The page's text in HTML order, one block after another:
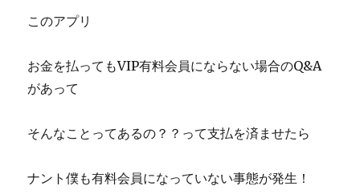
このアプリ
お金を払ってもVIP有料会員にならない場合のQ&A
があって
そんなことってあるの？？って支払を済ませたら
ナント僕も有料会員になっていない事態が発生！